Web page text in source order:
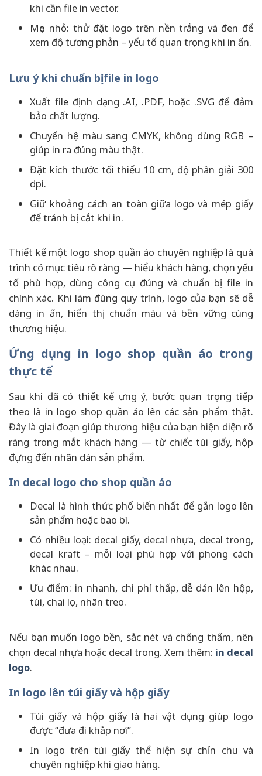
khi cần file in vector.
Mẹo nhỏ: thử đặt logo trên nền trắng và đen để
xem độ tương phản – yếu tố quan trọng khi in ấn.
Lưu ý khi chuẩn bị file in logo
Xuất file định dạng .AI, .PDF, hoặc .SVG để đảm
bảo chất lượng.
Chuyển hệ màu sang CMYK, không dùng RGB –
giúp in ra đúng màu thật.
Đặt kích thước tối thiểu 10 cm, độ phân giải 300
dpi.
Giữ khoảng cách an toàn giữa logo và mép giấy
để tránh bị cắt khi in.
Thiết kế một logo shop quần áo chuyên nghiệp là quá
trình có mục tiêu rõ ràng — hiểu khách hàng, chọn yếu
tố phù hợp, dùng công cụ đúng và chuẩn bị file in
chính xác. Khi làm đúng quy trình, logo của bạn sẽ dễ
dàng in ấn, hiển thị chuẩn màu và bền vững cùng
thương hiệu.
Ứng dụng in logo shop quần áo trong
thực tế
Sau khi đã có thiết kế ưng ý, bước quan trọng tiếp
theo là in logo shop quần áo lên các sản phẩm thật.
Đây là giai đoạn giúp thương hiệu của bạn hiện diện rõ
ràng trong mắt khách hàng — từ chiếc túi giấy, hộp
đựng đến nhãn dán sản phẩm.
In decal logo cho shop quần áo
Decal là hình thức phổ biến nhất để gắn logo lên
sản phẩm hoặc bao bì.
Có nhiều loại: decal giấy, decal nhựa, decal trong,
decal kraft – mỗi loại phù hợp với phong cách
khác nhau.
Ưu điểm: in nhanh, chi phí thấp, dễ dán lên hộp,
túi, chai lọ, nhãn treo.
Nếu bạn muốn logo bền, sắc nét và chống thấm, nên
chọn decal nhựa hoặc decal trong. Xem thêm: in decal
logo.
In logo lên túi giấy và hộp giấy
Túi giấy và hộp giấy là hai vật dụng giúp logo
được “đưa đi khắp nơi”.
In logo trên túi giấy thể hiện sự chỉn chu và
chuyên nghiệp khi giao hàng.